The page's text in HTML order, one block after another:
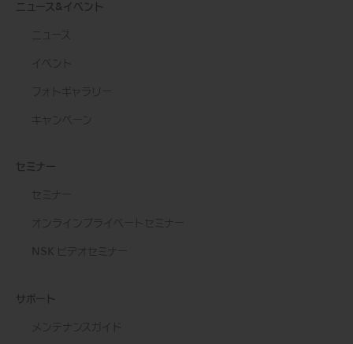
ニュース&イベント
ニュース
イベント
フォトギャラリー
キャンペーン
セミナー
セミナー
オンラインプライベートセミナー
NSK ビデオセミナー
サポート
メンテナンスガイド